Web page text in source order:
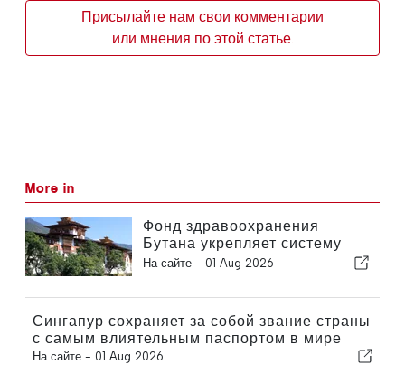
Присылайте нам свои комментарии
или мнения по этой статье.
More in
Фонд здравоохранения
Бутана укрепляет систему
всеобщего медицинского
На сайте - 01 Aug 2026
Сингапур сохраняет за собой звание страны
с самым влиятельным паспортом в мире
На сайте - 01 Aug 2026